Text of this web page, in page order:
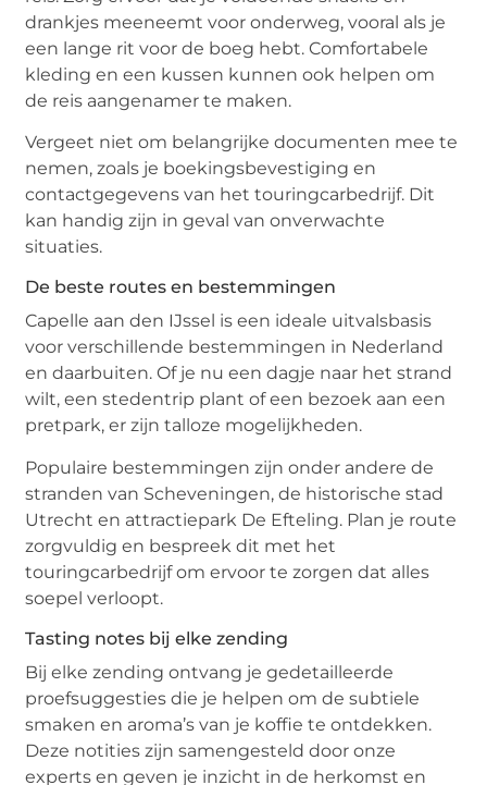
drankjes meeneemt voor onderweg, vooral als je
een lange rit voor de boeg hebt. Comfortabele
kleding en een kussen kunnen ook helpen om
de reis aangenamer te maken.
Vergeet niet om belangrijke documenten mee te
nemen, zoals je boekingsbevestiging en
contactgegevens van het touringcarbedrijf. Dit
kan handig zijn in geval van onverwachte
situaties.
De beste routes en bestemmingen
Capelle aan den IJssel is een ideale uitvalsbasis
voor verschillende bestemmingen in Nederland
en daarbuiten. Of je nu een dagje naar het strand
wilt, een stedentrip plant of een bezoek aan een
pretpark, er zijn talloze mogelijkheden.
Populaire bestemmingen zijn onder andere de
stranden van Scheveningen, de historische stad
Utrecht en attractiepark De Efteling. Plan je route
zorgvuldig en bespreek dit met het
touringcarbedrijf om ervoor te zorgen dat alles
soepel verloopt.
Tasting notes bij elke zending
Bij elke zending ontvang je gedetailleerde
proefsuggesties die je helpen om de subtiele
smaken en aroma’s van je koffie te ontdekken.
Deze notities zijn samengesteld door onze
experts en geven je inzicht in de herkomst en